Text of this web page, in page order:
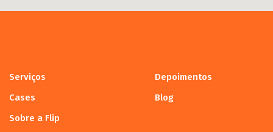
Serviços
Depoimentos
Cases
Blog
Sobre a Flip